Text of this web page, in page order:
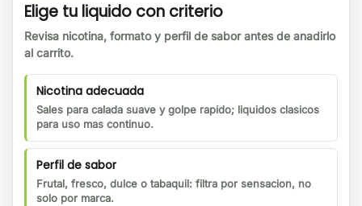
Elige tu liquido con criterio
Revisa nicotina, formato y perfil de sabor antes de anadirlo
al carrito.
Nicotina adecuada
Sales para calada suave y golpe rapido; liquidos clasicos
para uso mas continuo.
Perfil de sabor
Frutal, fresco, dulce o tabaquil: filtra por sensacion, no
solo por marca.